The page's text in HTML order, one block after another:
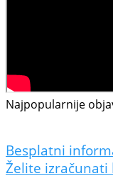
Najpopularnije
Besplatni
Želite izračunati